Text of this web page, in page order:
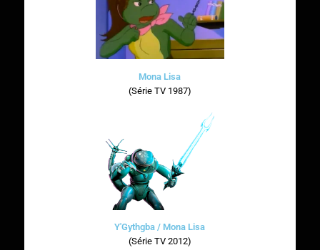
Mona Lisa
(Série TV 1987)
Y'Gythgba / Mona Lisa
(Série TV 2012)